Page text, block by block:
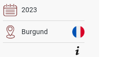
2023
Burgund